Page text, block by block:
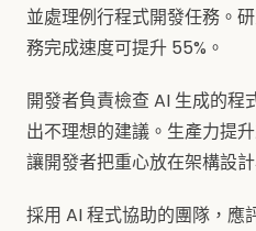
並處理例行程式開發任務。
務完成速度可提升 55%。
開發者負責檢查 AI 生成的程
出不理想的建議。生產力提
讓開發者把重心放在架構設
採用 AI 程式協助的團隊，應